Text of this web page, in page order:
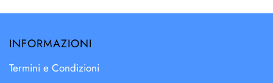
INFORMAZIONI
Termini e Condizioni